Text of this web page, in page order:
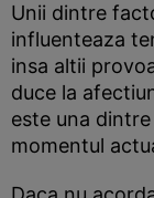
Unii dintre
influenteaza
insa altii
duce la
este una
momentul